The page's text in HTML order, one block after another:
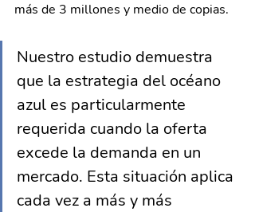
más de 3 millones y medio de copias.
Nuestro estudio demuestra
que la estrategia del océano
azul es particularmente
requerida cuando la oferta
excede la demanda en un
mercado. Esta situación aplica
cada vez a más y más